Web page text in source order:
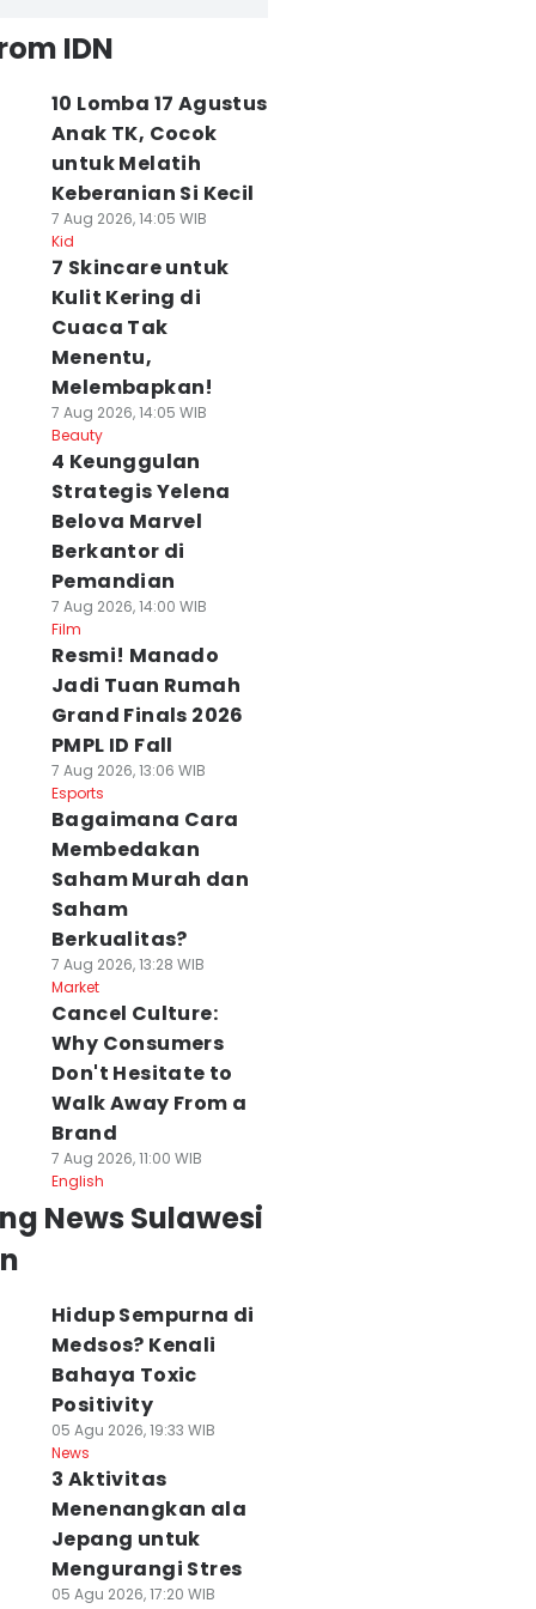
IDN
10 Lomba 17 Agustus
Anak TK, Cocok
untuk Melatih
Keberanian Si Kecil
7 Aug 2026, 14:05 WIB
Kid
7 Skincare untuk
Kulit Kering di
Cuaca Tak
Menentu,
Melembapkan!
7 Aug 2026, 14:05 WIB
Beauty
4 Keunggulan
Strategis Yelena
Belova Marvel
Berkantor di
Pemandian
7 Aug 2026, 14:00 WIB
Film
Resmi! Manado
Jadi Tuan Rumah
Grand Finals 2026
PMPL ID Fall
7 Aug 2026, 13:06 WIB
Esports
Bagaimana Cara
Membedakan
Saham Murah dan
Saham
Berkualitas?
7 Aug 2026, 13:28 WIB
Market
Cancel Culture:
Why Consumers
Don't Hesitate to
Walk Away From a
Brand
7 Aug 2026, 11:00 WIB
English
News Sulawesi
Hidup Sempurna di
Medsos? Kenali
Bahaya Toxic
Positivity
05 Agu 2026, 19:33 WIB
News
3 Aktivitas
Menenangkan ala
Jepang untuk
Mengurangi Stres
05 Agu 2026, 17:20 WIB